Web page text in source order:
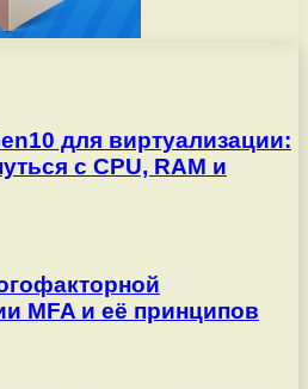
для виртуализации:
с CPU, RAM и
MFA и её принципов